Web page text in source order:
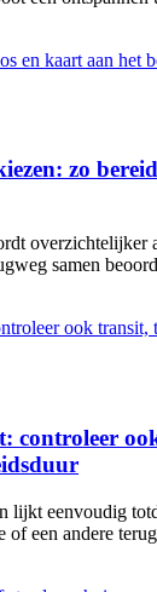
zo
overzichtelijker
samen
controleer
lijkt eenvoudig
of een andere